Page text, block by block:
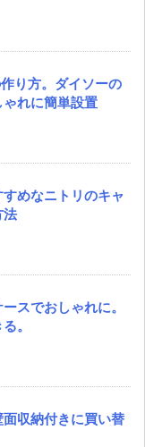
り方。ダイソーの
れに簡単設置
めなニトリのキャ
法
スでおしゃれに。
。
収納付きに買い替